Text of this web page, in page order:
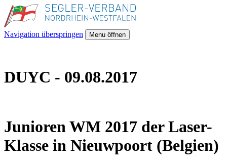
Navigation überspringen Menu öffnen
DUYC - 09.08.2017
Junioren WM 2017 der Laser-
Klasse in Nieuwpoort (Belgien)